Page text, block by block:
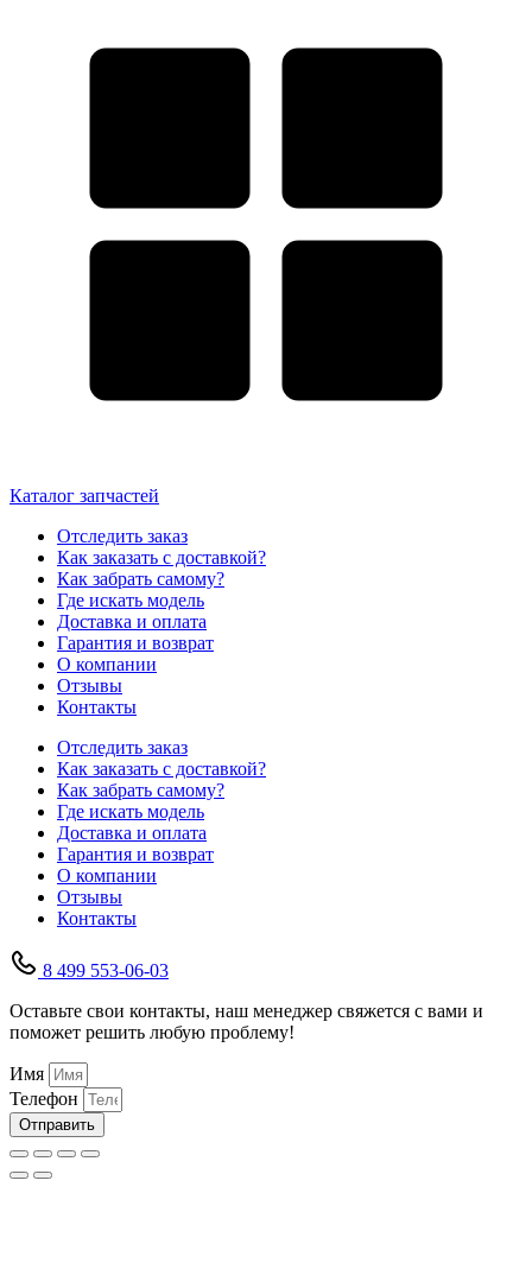
Каталог запчастей
Отследить заказ
Как заказать с доставкой?
Как забрать самому?
Где искать модель
Доставка и оплата
Гарантия и возврат
О компании
Отзывы
Контакты
Отследить заказ
Как заказать с доставкой?
Как забрать самому?
Где искать модель
Доставка и оплата
Гарантия и возврат
О компании
Отзывы
Контакты
8 499 553-06-03
Оставьте свои контакты, наш менеджер свяжется с вами и
поможет решить любую проблему!
Имя
Телефон
Отправить